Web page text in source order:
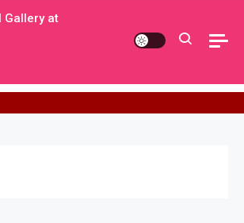
Gallery at